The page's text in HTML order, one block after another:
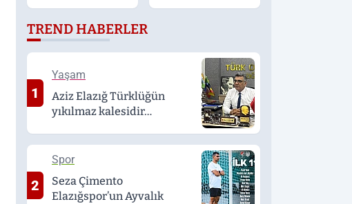
çocuğu
TREND HABERLER
1
Yaşam
Aziz Elazığ Türklüğün
yıkılmaz kalesidir…
2
Spor
Seza Çimento
Elazığspor’un Ayvalık